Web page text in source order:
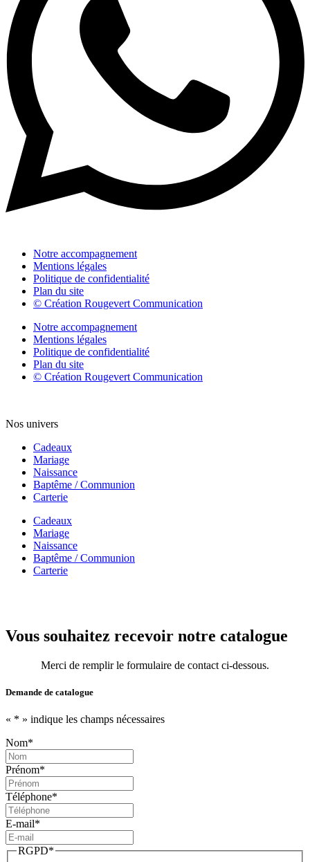
Notre accompagnement
Mentions légales
Politique de confidentialité
Plan du site
© Création Rougevert Communication
Notre accompagnement
Mentions légales
Politique de confidentialité
Plan du site
© Création Rougevert Communication
Nos univers
Cadeaux
Mariage
Naissance
Baptême / Communion
Carterie
Cadeaux
Mariage
Naissance
Baptême / Communion
Carterie
Vous souhaitez recevoir notre catalogue
Merci de remplir le formulaire de contact ci-dessous.
Demande de catalogue
« * » indique les champs nécessaires
Nom*
Prénom*
Téléphone*
E-mail*
RGPD*